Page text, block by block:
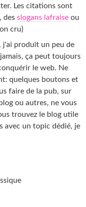
Les citations sont
, des slogans lafraise ou
cru)
j'ai produit un peu de
ça peut toujours
le web. Ne
quelques boutons et
faire de la pub, sur
ou autres, ne vous
trouvez le blog utile
avec un topic dédié, je